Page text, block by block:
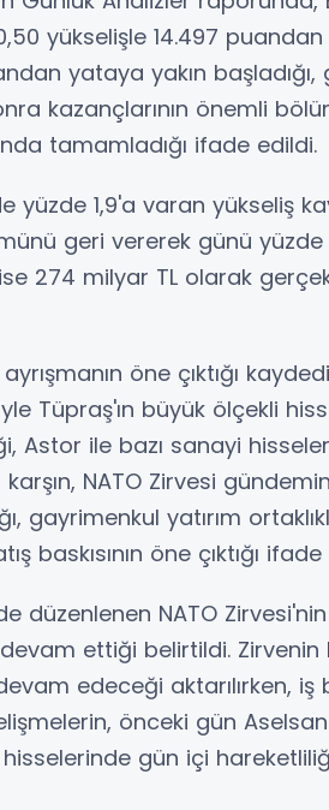
yükselişle 14.497 puandan
yataya yakın
kazançlarının önemli
tamamladığı ifade edildi.
yüzde 1,9'a varan yükseliş
geri vererek günü yüzde
274 milyar TL olarak
öne çıktığı
Tüpraş'ın büyük ölçekli
Astor ile bazı sanayi
NATO Zirvesi
gayrimenkul yatırım
baskısının öne çıktığı
düzenlenen NATO
ettiği belirtildi.
edeceği aktarılırken, iş
önceki gün
gün içi